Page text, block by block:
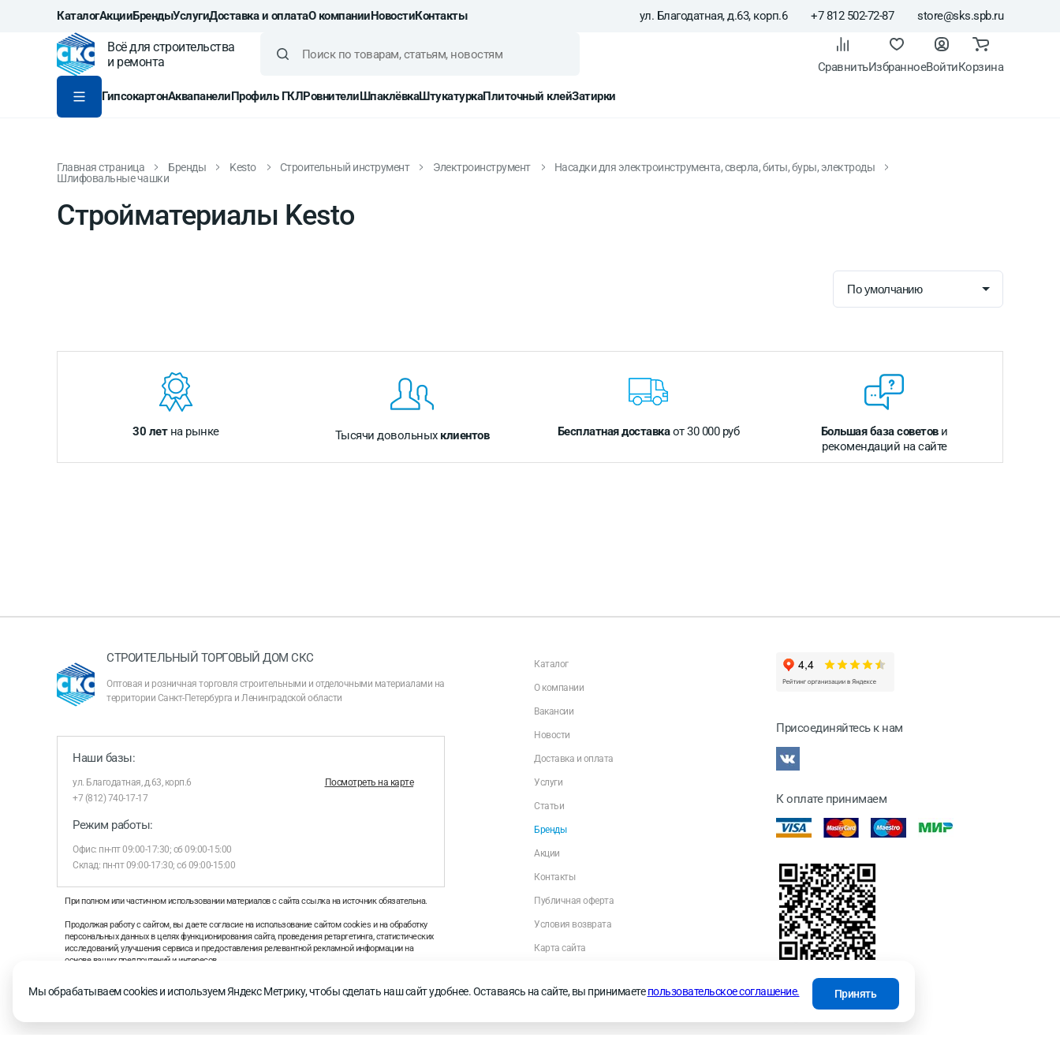
КаталогАкцииБрендыУслугиДоставка и оплатаО компанииНовостиКонтакты ул. Благодатная, д.63, корп.6 +7 812 502-72-87 store@sks.spb.ru
Всё для строительства
и ремонта
СравнитьИзбранноеВойтиКорзина
ГипсокартонАквапанелиПрофиль ГКЛРовнителиШпаклёвкаШтукатуркаПлиточный клейЗатирки
Главная страница Бренды Kesto Строительный инструмент Электроинструмент
Насадки для электроинструмента, сверла, биты, буры, электроды
Шлифовальные чашки
Стройматериалы Kesto
30 летна рынке Тысячи довольных клиентов Бесплатная доставкаот 30 000 руб Большая база советови
рекомендаций на сайте
СТРОИТЕЛЬНЫЙ ТОРГОВЫЙ ДОМ СКС
Оптовая и розничная торговля строительными и отделочными материалами на
территории Санкт-Петербурга и Ленинградской области
Наши базы:
ул. Благодатная, д.63, корп.6
Посмотреть на карте
+7 (812) 740-17-17
Режим работы:
Офис: пн-пт 09:00-17:30; сб 09:00-15:00
Склад: пн-пт 09:00-17:30; сб 09:00-15:00
При полном или частичном использовании материалов с сайта ссылка на источник обязательна.
Продолжая работу с сайтом, вы даете согласие на использование сайтом cookies и на обработку
персональных данных в целях функционирования сайта, проведения ретаргетинга, статистических
исследований, улучшения сервиса и предоставления релевантной рекламной информации на
основе ваших предпочтений и интересов.
рекомендательных технологий
Каталог
О компании
Вакансии
Новости
Доставка и оплата
Услуги
Статьи
Бренды
Акции
Контакты
Публичная оферта
Условия возврата
Карта сайта
Присоединяйтесь к нам
К оплате принимаем
Мы обрабатываем cookies и используем Яндекс Метрику, чтобы сделать наш сайт удобнее. Оставаясь на сайте, вы принимаетепользовательское соглашение. Принять